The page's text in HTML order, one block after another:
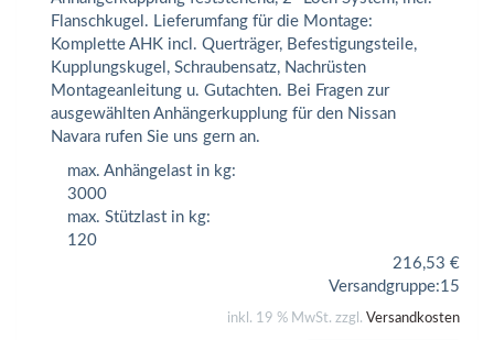
Flanschkugel. Lieferumfang für die Montage:
Komplette AHK incl. Querträger, Befestigungsteile,
Kupplungskugel, Schraubensatz, Nachrüsten
Montageanleitung u. Gutachten. Bei Fragen zur
ausgewählten Anhängerkupplung für den Nissan
Navara rufen Sie uns gern an.
max. Anhängelast in kg:
3000
max. Stützlast in kg:
120
216,53 €
Versandgruppe:15
inkl. 19 % MwSt. zzgl. Versandkosten